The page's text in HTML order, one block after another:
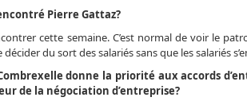
Pierre Gattaz?
cette semaine. C’est normal de voir le
du sort des salariés sans que les salariés
donne la priorité aux accords
de la négociation d’entreprise?